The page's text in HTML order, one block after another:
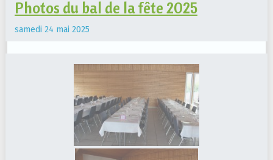
Photos du bal de la fête 2025
samedi 24 mai 2025